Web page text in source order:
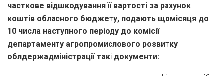
часткове відшкодування її вартості за рахунок
коштів обласного бюджету, подають щомісяця до
10 числа наступного періоду до комісії
департаменту агропромислового розвитку
облдержадміністрації такі документи: